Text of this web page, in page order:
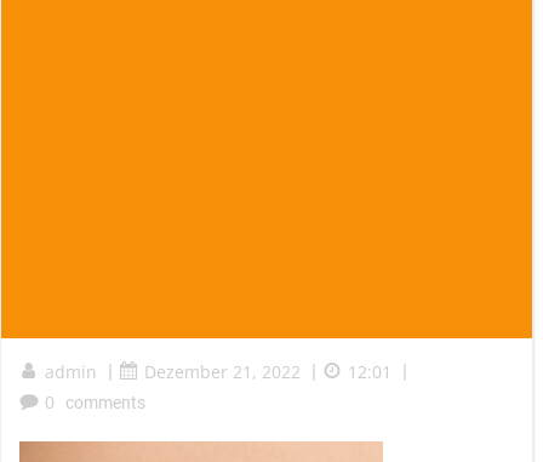
admin | Dezember 21, 2022 | 12:01
|
0
comments